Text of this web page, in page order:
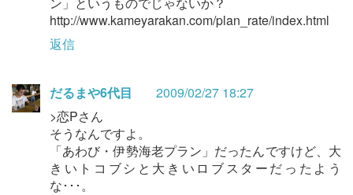
http://www.kameyarakan.com/plan_rate/index.html
返信
だるまや6代目
2009/02/27 18:27
>恋Pさん
そうなんですよ。
「あわび・伊勢海老プラン」だったんですけど、大
きいトコブシと大きいロブスターだったよう
な･･･。